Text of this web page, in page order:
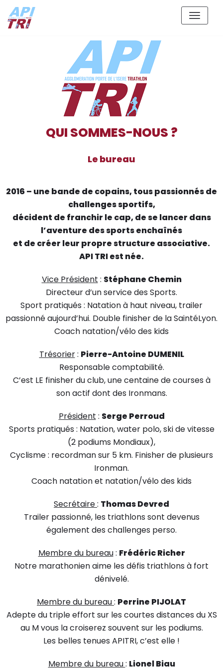
Aller
QUI SOMMES-NOUS ?
Le bureau
2016 – une bande de copains, tous passionnés de
challenges sportifs,
décident de franchir le cap, de se lancer dans
l’aventure des sports enchaînés
et de créer leur propre structure associative.
API TRI est née.
Vice Président : Stéphane Chemin
Directeur d’un service des Sports.
Sport pratiqués : Natation à haut niveau, trailer
passionné aujourd’hui. Double finisher de la SaintéLyon.
Coach natation/vélo des kids
Trésorier: Pierre-Antoine DUMENIL
Responsable comptabilité.
C’est LE finisher du club, une centaine de courses à
son actif dont des Ironmans.
Président : Serge Perroud
Sports pratiqués : Natation, water polo, ski de vitesse
(2 podiums Mondiaux),
Cyclisme : recordman sur 5 km. Finisher de plusieurs
Ironman.
Coach natation et natation/vélo des kids
Secrétaire: Thomas Devred
Trailer passionné, les triathlons sont devenus
également des challenges perso.
Membre du bureau: Frédéric Richer
Notre marathonien aime les défis triathlons à fort
dénivelé.
Membre du bureau: Perrine PIJOLAT
Adepte du triple effort sur les courtes distances du XS
au M vous la croiserez souvent sur les podiums.
Les belles tenues APITRI, c’est elle !
Membre du bureau: Lionel Biau